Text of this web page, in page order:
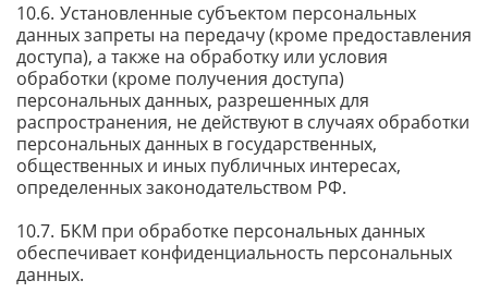
Установленные субъектом персональных
данных запреты на передачу (кроме предоставления
доступа), а также на обработку или условия
обработки (кроме получения доступа)
персональных данных, разрешенных для
распространения, не действуют в случаях обработки
персональных данных в государственных,
общественных и иных публичных интересах,
определенных законодательством РФ.
БКМ при обработке персональных данных
обеспечивает конфиденциальность персональных
данных.